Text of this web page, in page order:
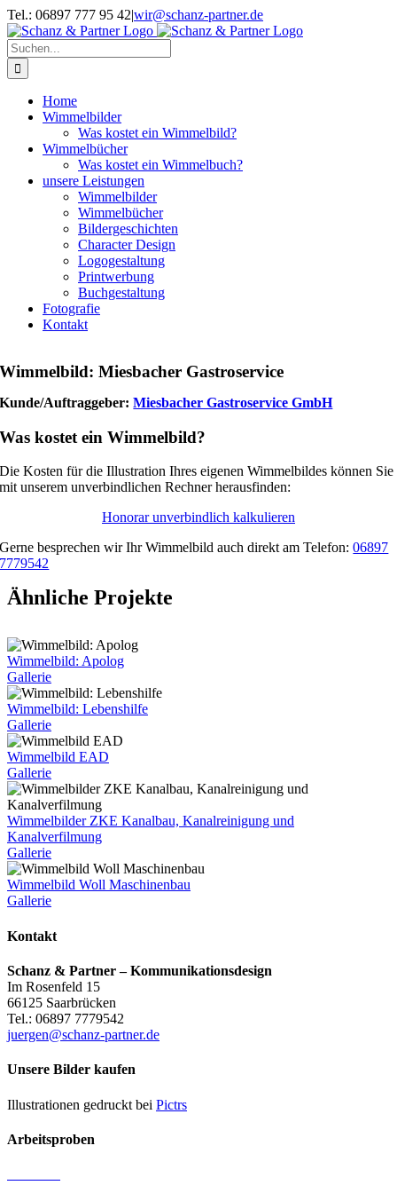
Zum
Inhalt
springen
Tel.: 06897 777 95 42|wir@schanz-partner.de
Suche
nach:
Home
Wimmelbilder
Was kostet ein Wimmelbild?
Wimmelbücher
Was kostet ein Wimmelbuch?
unsere Leistungen
Wimmelbilder
Wimmelbücher
Bildergeschichten
Character Design
Logogestaltung
Printwerbung
Buchgestaltung
Fotografie
Kontakt
Wimmelbild: Miesbacher Gastroservice
Kunde/Auftraggeber:Miesbacher Gastroservice GmbH
Was kostet ein Wimmelbild?
Die Kosten für die Illustration Ihres eigenen Wimmelbildes können Sie
mit unserem unverbindlichen Rechner herausfinden:
Honorar unverbindlich kalkulieren
Gerne besprechen wir Ihr Wimmelbild auch direkt am Telefon:06897
7779542
Ähnliche Projekte
Wimmelbild: Apolog
Gallerie
Wimmelbild: Lebenshilfe
Gallerie
Wimmelbild EAD
Gallerie
Wimmelbilder ZKE Kanalbau, Kanalreinigung und
Kanalverfilmung
Gallerie
Wimmelbild Woll Maschinenbau
Gallerie
Kontakt
Schanz & Partner – Kommunikationsdesign
Im Rosenfeld 15
66125 Saarbrücken
Tel.: 06897 7779542
juergen@schanz-partner.de
Unsere Bilder kaufen
Illustrationen gedruckt bei Pictrs
Arbeitsproben